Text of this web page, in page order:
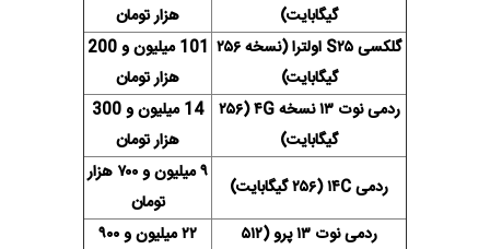
گیگابایت)
هزار تومان
گلکسی S۲۵ اولترا (نسخه ۲۵۶
گیگابایت)
101 میلیون و 200
هزار تومان
ردمی نوت ۱۳ نسخه ۴G (۲۵۶
گیگابایت)
14 میلیون و 300
هزار تومان
ردمی ۱۴C (۲۵۶ گیگابایت)
۹ میلیون و ۷۰۰ هزار
تومان
ردمی نوت ۱۳ پرو (۵۱۲
۲۲ میلیون و ۹۰۰